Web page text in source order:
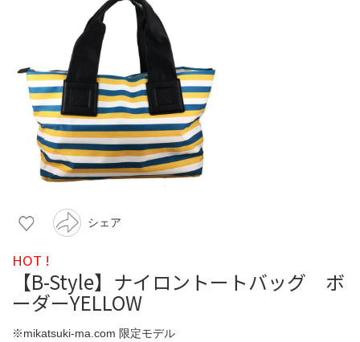
シェア
HOT !
【B-Style】ナイロントートバッグ ボ
ーダーYELLOW
※mikatsuki-ma.com 限定モデル